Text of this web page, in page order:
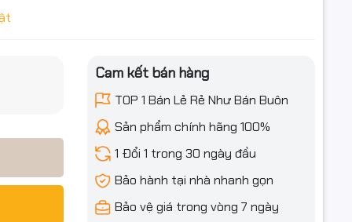
Cam kết bán hàng
TOP 1 Bán Lẻ Rẻ Như Bán Buôn
Sản phẩm chính hãng 100%
1 Đổi 1 trong 30 ngày đầu
Bảo hành tại nhà nhanh gọn
Bảo vệ giá trong vòng 7 ngày